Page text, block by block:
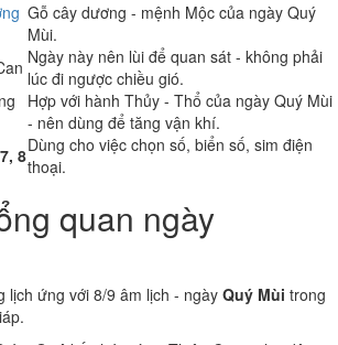
Gỗ cây dương - mệnh Mộc của ngày Quý
Mùi.
Ngày này nên lùi để quan sát - không phải
lúc đi ngược chiều gió.
Hợp với hành Thủy - Thổ của ngày Quý Mùi
- nên dùng để tăng vận khí.
8Dùng cho việc chọn số, biển số, sim điện
thoại.
quan ngày
lịch ứng với 8/9 âm lịch - ngày Quý Mùi trong